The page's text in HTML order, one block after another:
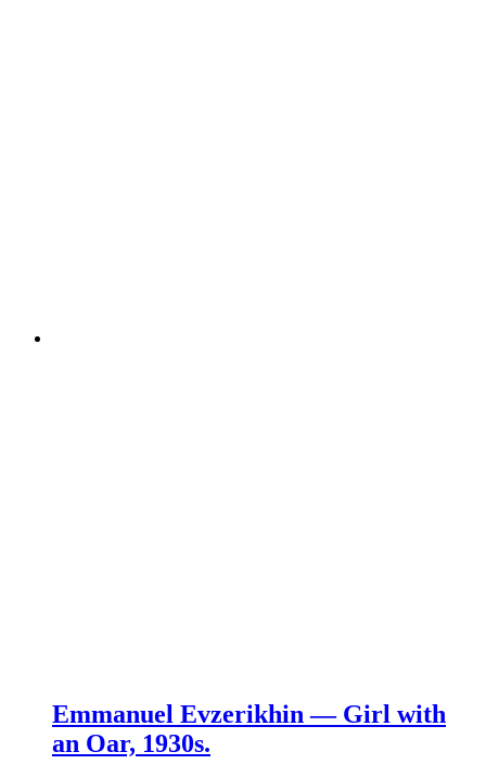
Emmanuel Evzerikhin — Girl with
an Oar, 1930s.